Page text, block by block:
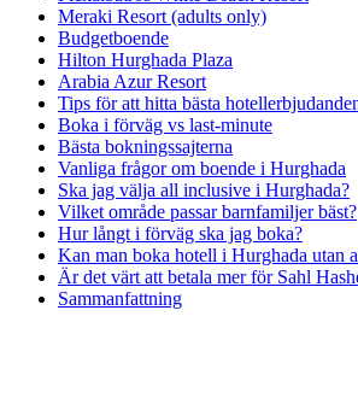
Meraki Resort (adults only)
Budgetboende
Hilton Hurghada Plaza
Arabia Azur Resort
Tips för att hitta bästa
Boka i förväg vs last-minute
Bästa bokningssajterna
Vanliga frågor om boende i Hurghada
Ska jag välja all inclusive i Hurghada?
Vilket område passar barnfamiljer bäst?
Hur långt i förväg ska jag boka?
Kan man boka hotell i Hurghada utan
Är det värt att betala mer för Sahl
Sammanfattning